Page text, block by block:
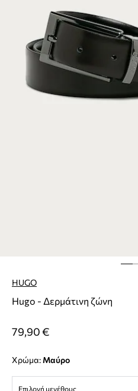
HUGO
Hugo - Δερμάτινη ζώνη
79,90 €
Χρώμα: μαύρο
Επιλογή μεγέθους